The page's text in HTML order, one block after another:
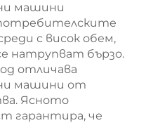
машини
с висок обем,
натрупват бързо.
отличава
машини от
Ясното
гарантира, че